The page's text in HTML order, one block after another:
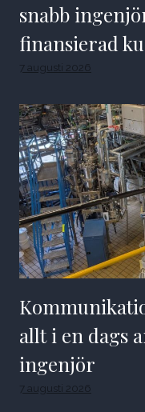
snabb
finansierad
7 augusti 2026
allt i en dags
ingenjör
7 augusti 2026